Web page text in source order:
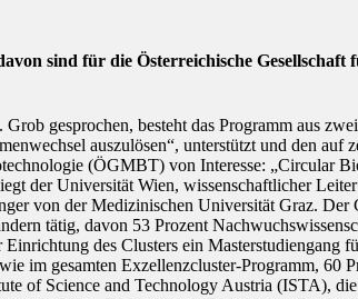
sind für die Österreichische
gesprochen, besteht das Programm aus
auszulösen“, unterstützt und den auf
(ÖGMBT) von Interesse: „Circular
der Universität Wien, wissenschaftlicher
von der Medizinischen Universität Graz. Der
tätig, davon 53 Prozent
des Clusters ein Masterstudiengang
im gesamten Exzellenzcluster-Programm, 60
of Science and Technology Austria (ISTA),